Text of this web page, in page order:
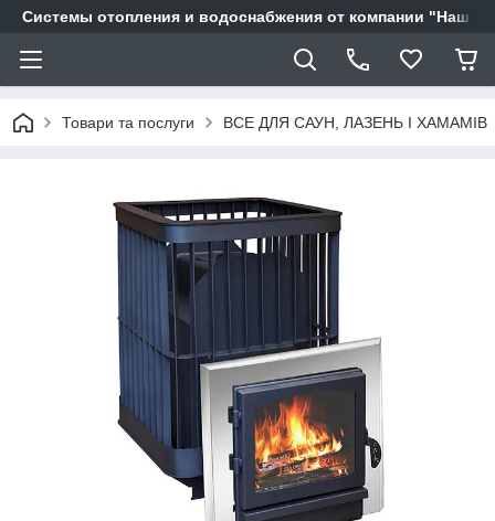
Системы отопления и водоснабжения от компании "Наш
Товари та послуги ВСЕ ДЛЯ САУН, ЛАЗЕНЬ І ХАМАМІВ